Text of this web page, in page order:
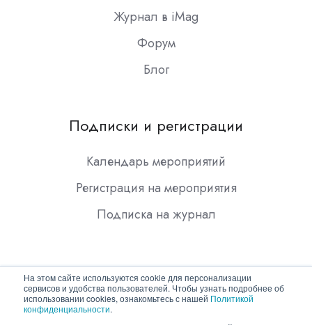
На этом сайте используются cookie для персонализации
сервисов и удобства пользователей. Чтобы узнать подробнее об
использовании cookies, ознакомьтесь с нашей Политикой
конфиденциальности.
Журнал в iMag
Форум
Блог
Подписки и регистрации
Календарь мероприятий
Регистрация на мероприятия
Подписка на журнал